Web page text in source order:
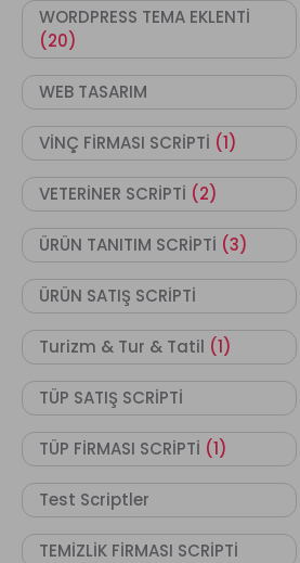
WORDPRESS TEMA EKLENTİ
(20)
WEB TASARIM
VİNÇ FİRMASI SCRİPTİ (1)
VETERİNER SCRİPTİ (2)
ÜRÜN TANITIM SCRİPTİ (3)
ÜRÜN SATIŞ SCRİPTİ
Turizm & Tur & Tatil (1)
TÜP SATIŞ SCRİPTİ
TÜP FİRMASI SCRİPTİ (1)
Test Scriptler
TEMİZLİK FİRMASI SCRİPTİ